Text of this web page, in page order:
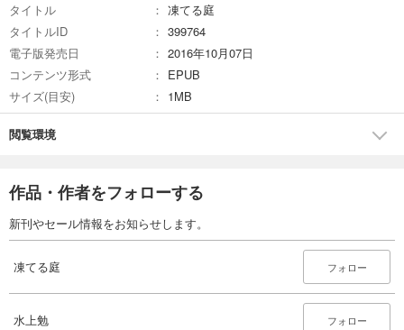
タイトル
凍てる庭
タイトルID
399764
電子版発売日
2016年10月07日
コンテンツ形式
EPUB
サイズ(目安)
1MB
閲覧環境
作品・作者をフォローする
新刊やセール情報をお知らせします。
凍てる庭 フォロー
水上勉 フォロー